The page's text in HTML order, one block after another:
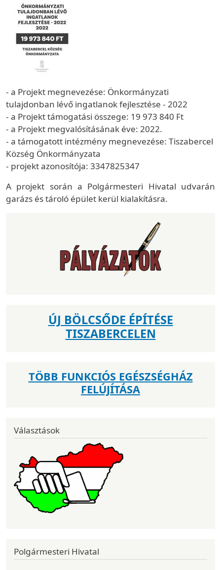
- a Projekt megnevezése: Önkormányzati
tulajdonban lévő ingatlanok fejlesztése - 2022
- a Projekt támogatási összege: 19 973 840 Ft
- a Projekt megvalósításának éve: 2022.
- a támogatott intézmény megnevezése: Tiszabercel
Község Önkormányzata
- projekt azonosítója: 3347825347
A projekt során a Polgármesteri Hivatal udvarán
garázs és tároló épület kerül kialakításra.
ÚJ BÖLCSŐDE ÉPÍTÉSE
TISZABERCELEN
TÖBB FUNKCIÓS EGÉSZSÉGHÁZ
FELÚJÍTÁSA
Választások
Polgármesteri Hivatal